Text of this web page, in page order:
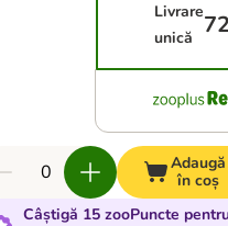
Livrare
unică
Adaugă
în coș
Câștigă 15 zooPuncte